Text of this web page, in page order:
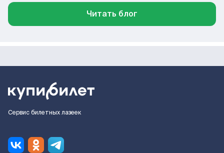
Читать блог
Сервис билетных лазеек